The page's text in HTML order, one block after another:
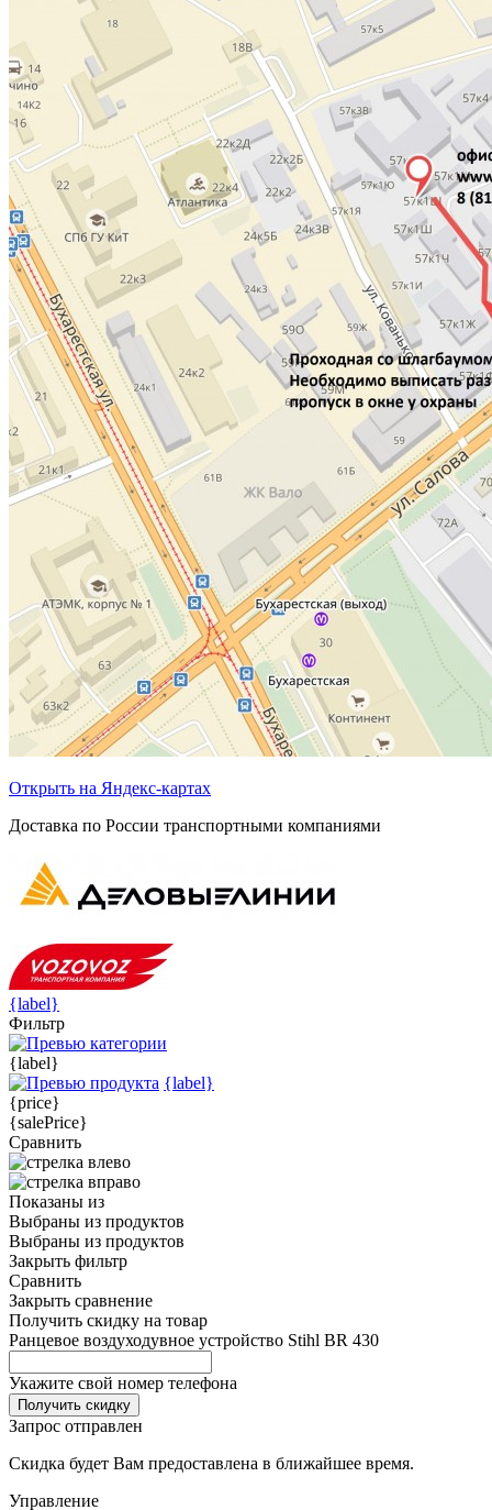
Открыть на Яндекс-картах
Доставка по России транспортными компаниями
{label}
Фильтр
{label}
{label}
{price}
{salePrice}
Сравнить
Показаны из
Выбраны из продуктов
Выбраны из продуктов
Закрыть фильтр
Сравнить
Закрыть сравнение
Получить скидку на товар
Ранцевое воздуходувное устройство Stihl BR 430
Укажите свой номер телефона
Получить скидку
Запрос отправлен
Скидка будет Вам предоставлена в ближайшее время.
Управление